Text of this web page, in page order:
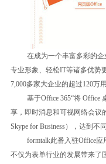
在成为一个丰富多彩的企
专业形象、轻松IT等诸多优势
7,000多家大企业的超过120万
基于Office 365“将 Office
享，即时消息和可视网络会议
Skype for Business），达到不
formtalk此番入驻Office应
不仅为表单行业的发展带来了